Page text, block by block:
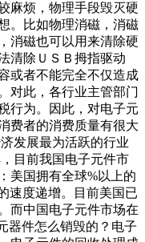
麻烦，物理手段毁灭硬
。比如物理消磁，消磁
消磁也可以用来清除硬
清除ＵＳＢ拇指驱动
或者不能完全不仅造成
对此，各行业主管部门
行为。因此，对电子元
费者的消费质量有很大
发展最为活跃的行业
目前我国电子元件市
美国拥有全球%以上的
速度递增。目前美国已
而中国电子元件市场在
器件怎么销毁的？电子